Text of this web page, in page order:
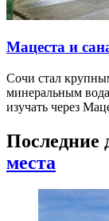
Мацеста и
Сочи стал
минеральным
изучать через
Последние
места